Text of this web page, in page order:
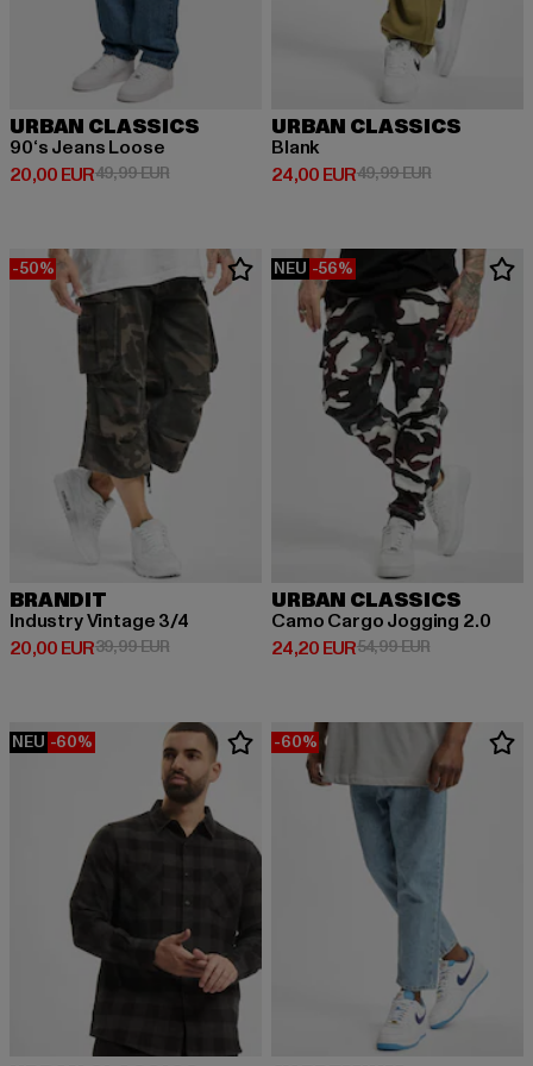
URBAN CLASSICS
90‘s Jeans Loose
20,00 EUR
Derzeitiger Preis: 20,00 EUR
49,99 EURAktionspreis: 49,99 EUR
URBAN CLASSICS
Blank
24,00 EUR
Derzeitiger Preis: 24,00 EUR
49,99 EURAktionspreis:
-50%
BRANDIT
Industry Vintage 3/4
20,00 EUR
Derzeitiger Preis: 20,00 EUR
39,99 EURAktionspreis: 39,99 EUR
NEU -56%
URBAN CLASSICS
Camo Cargo Jogging 2.0
24,20 EUR
Derzeitiger Preis: 24,20 EUR
54,99 EURAktionspreis:
NEU -60% -60%